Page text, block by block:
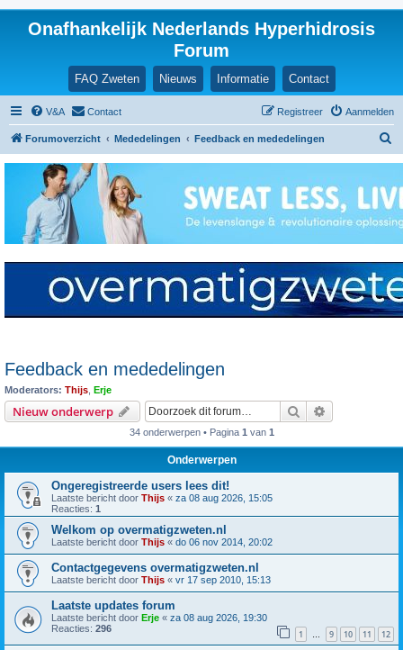
Onafhankelijk Nederlands Hyperhidrosis
Forum
FAQ Zweten Nieuws Informatie Contact
V&A Contact Aanmelden
Registreer
Forumoverzicht Mededelingen Feedback en mededelingen
k
Feedback en mededelingen
Moderators: Thijs Erje
Nieuw onderwerp Zoek
34 onderwerpen • Pagina 1 van 1
Onderwerpen
Ongeregistreerde users lees dit!
Laatste bericht door Thijs « za 08 aug 2026, 15:05
Reacties: 1
Welkom op overmatigzweten.nl
Laatste bericht door Thijs « do 06 nov 2014, 20:02
Contactgegevens overmatigzweten.nl
Laatste bericht door Thijs « vr 17 sep 2010, 15:13
Laatste updates forum
Laatste bericht door Erje « za 08 aug 2026, 19:30
Reacties: 296 1 … 9 10 11 12